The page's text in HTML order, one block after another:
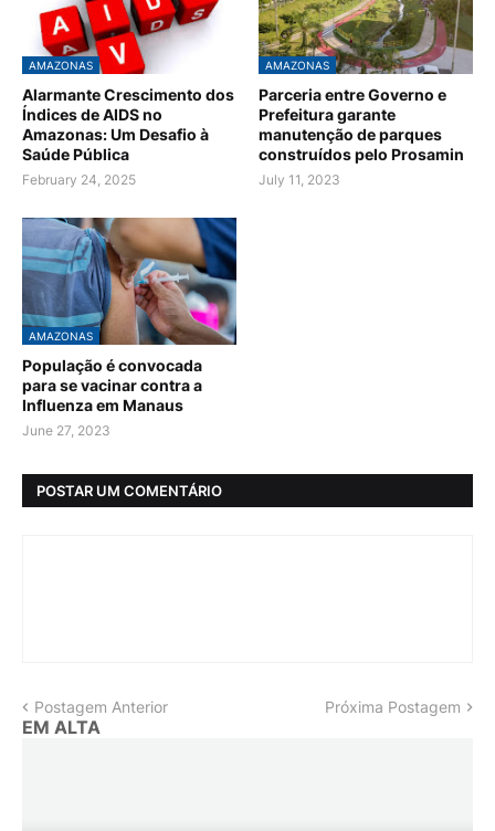
AMAZONAS
Alarmante Crescimento dos
Índices de AIDS no
Amazonas: Um Desafio à
Saúde Pública
February 24, 2025
AMAZONAS
Parceria entre Governo e
Prefeitura garante
manutenção de parques
construídos pelo Prosamin
July 11, 2023
AMAZONAS
População é convocada
para se vacinar contra a
Influenza em Manaus
June 27, 2023
POSTAR UM COMENTÁRIO
Postagem Anterior Próxima Postagem
EM ALTA